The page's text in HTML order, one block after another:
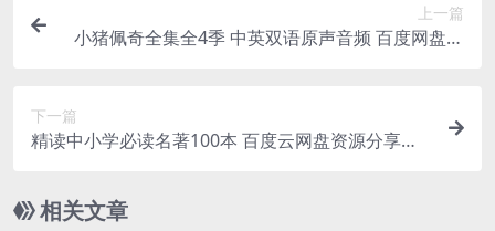
上一篇
小猪佩奇全集全4季 中英双语原声音频 百度网盘下
下一篇
精读中小学必读名著100本 百度云网盘资源分享下
相关文章